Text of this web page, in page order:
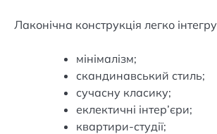
Лаконічна конструкція легко
мінімалізм;
скандинавський стиль;
сучасну класику;
еклектичні інтер’єри;
квартири-студії;